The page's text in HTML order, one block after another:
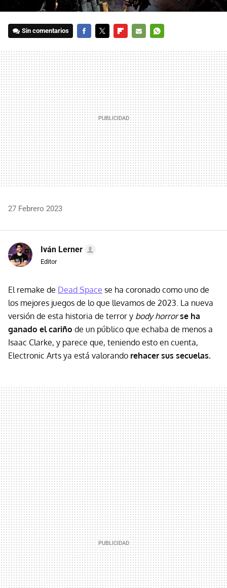
Sin comentarios
MAIL
27 Febrero 2023
Iván Lerner
Editor
El remake de Dead Space se ha coronado como uno de
los mejores juegos de lo que llevamos de 2023. La nueva
versión de esta historia de terror y body horror se ha
ganado el cariño de un público que echaba de menos a
Isaac Clarke, y parece que, teniendo esto en cuenta,
Electronic Arts ya está valorando rehacer sus secuelas.